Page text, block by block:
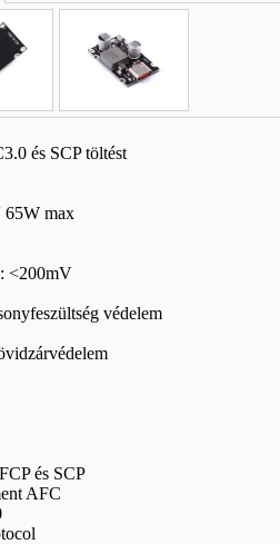
és SCP töltést
65W max
<200mV
védelem
és SCP
AFC